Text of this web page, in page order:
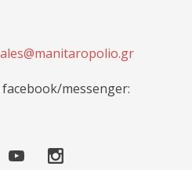
facebook/messenger: